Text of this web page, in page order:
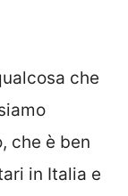
che
che è ben
in Italia e